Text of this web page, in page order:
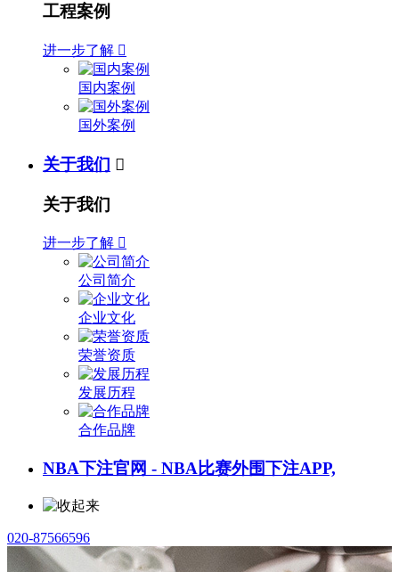
工程案例
进一步了解 
国内案例
国外案例
关于我们 
关于我们
进一步了解 
公司简介
企业文化
荣誉资质
发展历程
合作品牌
NBA下注官网 - NBA比赛外围下注APP,
020-87566596